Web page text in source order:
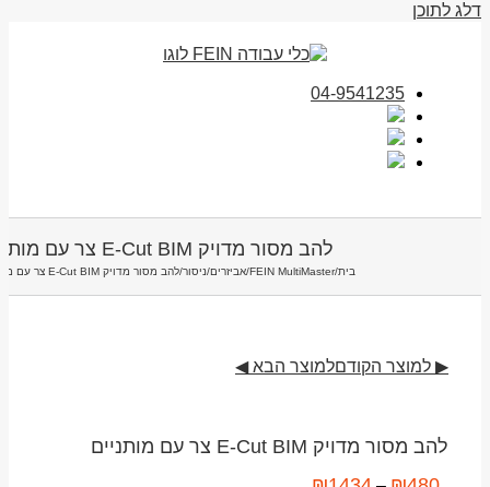
דלג לתוכן
04-9541235
להב מסור מדויק E-Cut BIM צר עם מותניים
בית/
FEIN MultiMaster
/אביזרים/ניסור/להב מסור מדויק E-Cut BIM צר עם מותניים
▶ למוצר הקודםלמוצר הבא ◀
להב מסור מדויק E-Cut BIM צר עם מותניים